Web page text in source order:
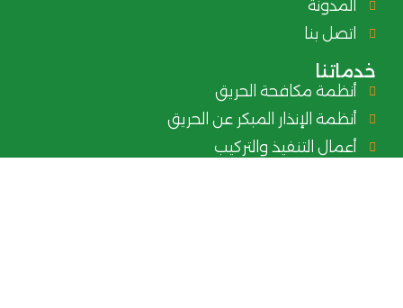
المدونة
اتصل بنا
خدماتنا
أنظمة مكافحة الحريق
أنظمة الإنذار المبكر عن الحريق
أعمال التنفيذ والتركيب